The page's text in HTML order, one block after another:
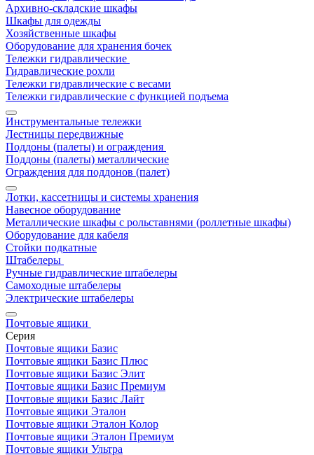
Архивно-складские шкафы
Шкафы для одежды
Хозяйственные шкафы
Оборудование для хранения бочек
Тележки гидравлические
Гидравлические рохли
Тележки гидравлические с весами
Тележки гидравлические с функцией подъема
Инструментальные тележки
Лестницы передвижные
Поддоны (палеты) и ограждения
Поддоны (палеты) металлические
Ограждения для поддонов (палет)
Лотки, кассетницы и системы хранения
Навесное оборудование
Металлические шкафы с рольставнями (роллетные шкафы)
Оборудование для кабеля
Стойки подкатные
Штабелеры
Ручные гидравлические штабелеры
Самоходные штабелеры
Электрические штабелеры
Почтовые ящики
Серия
Почтовые ящики Базис
Почтовые ящики Базис Плюс
Почтовые ящики Базис Элит
Почтовые ящики Базис Премиум
Почтовые ящики Базис Лайт
Почтовые ящики Эталон
Почтовые ящики Эталон Колор
Почтовые ящики Эталон Премиум
Почтовые ящики Ультра